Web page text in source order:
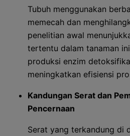
Tubuh menggunakan
memecah dan
penelitian awal
tertentu dalam tanaman
produksi enzim
meningkatkan efisiensi
Kandungan Serat dan
Pencernaan
Serat yang terkandung di